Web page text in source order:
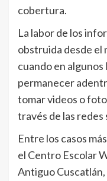
cobertura.
La labor de los
obstruida desde el
cuando en
permanecer
tomar videos o
través de las
Entre los casos
el Centro Escolar
Antiguo